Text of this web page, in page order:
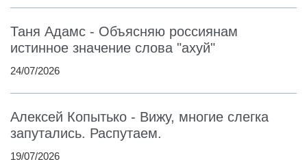
Таня Адамс - Объясняю россиянам
истинное значение слова "ахуй"
24/07/2026
Алексей Копытько - Вижу, многие слегка
запутались. Распутаем.
19/07/2026